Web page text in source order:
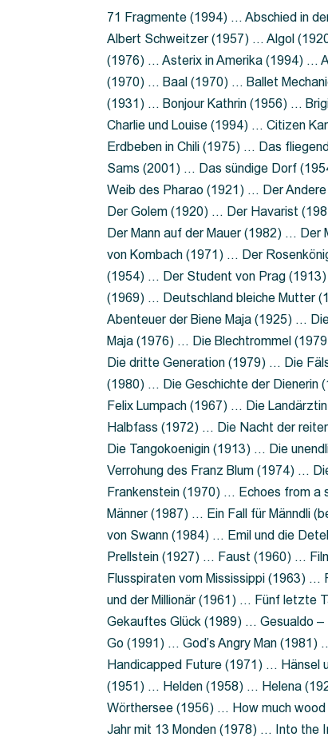
71 Fragmente (1994) … Abschied in
Albert Schweitzer (1957) … Algol
(1976) … Asterix in Amerika (1994) …
(1970) … Baal (1970) … Ballet
(1931) … Bonjour Kathrin (1956) …
Charlie und Louise (1994) … Citizen
Erdbeben in Chili (1975) … Das
Sams (2001) … Das sündige Dorf
Weib des Pharao (1921) … Der
Der Golem (1920) … Der Havarist
Der Mann auf der Mauer (1982) …
von Kombach (1971) … Der
(1954) … Der Student von Prag
(1969) … Deutschland bleiche Mutter
Abenteuer der Biene Maja (1925) …
Maja (1976) … Die Blechtrommel
Die dritte Generation (1979) … Die
(1980) … Die Geschichte der
Felix Lumpach (1967) … Die
Halbfass (1972) … Die Nacht der
Die Tangokoenigin (1913) … Die
Verrohung des Franz Blum (1974) …
Frankenstein (1970) … Echoes from a
Männer (1987) … Ein Fall für Männdli
von Swann (1984) … Emil und die
Prellstein (1927) … Faust (1960) …
Flusspiraten vom Mississippi (1963)
und der Millionär (1961) … Fünf letzte
Gekauftes Glück (1989) … Gesualdo
Go (1991) … God’s Angry Man
Handicapped Future (1971) …
(1951) … Helden (1958) … Helena
Wörthersee (1956) … How much
Jahr mit 13 Monden (1978) … Into